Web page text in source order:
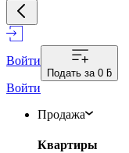
Войти
Подать за 0 ƃ
Войти
Продажа
Квартиры